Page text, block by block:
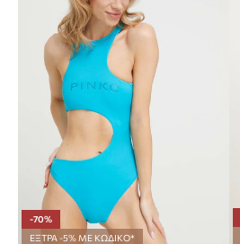
-70%
ΕΞΤΡΑ -5% ΜΕ ΚΩΔΙΚΟ*